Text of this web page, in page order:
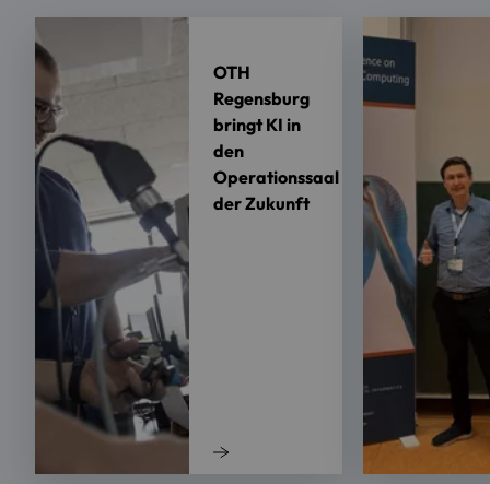
OTH
Regensburg
bringt KI in
den
Operationssaal
der Zukunft